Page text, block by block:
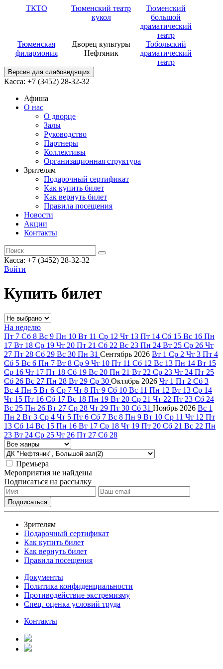
ТКТО
Тюменский театр
кукол
Тюменский
большой
драматический
театр
Тюменская
филармония
Дворец культуры
Нефтяник
Тобольский
драматический
театр
Версия для слабовидящих
Касса: +7 (3452) 28-32-32
Афиша
О нас
О дворце
Залы
Руководство
Партнеры
Коллективы
Организационная структура
Зрителям
Подарочный сертификат
Как купить билет
Как вернуть билет
Правила посещения
Новости
Акции
Контакты
Касса: +7 (3452) 28-32-32
Войти
Купить билет
На неделю
Пт 7 Сб 8 Вс 9 Пн 10 Вт 11 Ср 12 Чт 13 Пт 14 Сб 15 Вс 16 Пн
17 Вт 18 Ср 19 Чт 20 Пт 21 Сб 22 Вс 23 Пн 24 Вт 25 Ср 26 Чт
27 Пт 28 Сб 29 Вс 30 Пн 31 Сентябрь 2026 Вт 1 Ср 2 Чт 3 Пт 4
Сб 5 Вс 6 Пн 7 Вт 8 Ср 9 Чт 10 Пт 11 Сб 12 Вс 13 Пн 14 Вт 15
Ср 16 Чт 17 Пт 18 Сб 19 Вс 20 Пн 21 Вт 22 Ср 23 Чт 24 Пт 25
Сб 26 Вс 27 Пн 28 Вт 29 Ср 30 Октябрь 2026 Чт 1 Пт 2 Сб 3
Вс 4 Пн 5 Вт 6 Ср 7 Чт 8 Пт 9 Сб 10 Вс 11 Пн 12 Вт 13 Ср 14
Чт 15 Пт 16 Сб 17 Вс 18 Пн 19 Вт 20 Ср 21 Чт 22 Пт 23 Сб 24
Вс 25 Пн 26 Вт 27 Ср 28 Чт 29 Пт 30 Сб 31 Ноябрь 2026 Вс 1
Пн 2 Вт 3 Ср 4 Чт 5 Пт 6 Сб 7 Вс 8 Пн 9 Вт 10 Ср 11 Чт 12 Пт
13 Сб 14 Вс 15 Пн 16 Вт 17 Ср 18 Чт 19 Пт 20 Сб 21 Вс 22 Пн
23 Вт 24 Ср 25 Чт 26 Пт 27 Сб 28
Премьера
Мероприятия не найдены
Подписаться на рассылку
Зрителям
Подарочный сертификат
Как купить билет
Как вернуть билет
Правила посещения
Документы
Политика конфиденциальности
Противодействие экстремизму
Спец. оценка условий труда
Контакты